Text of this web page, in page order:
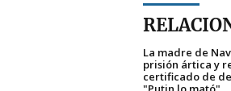
La madre de
prisión ártica y
certificado de